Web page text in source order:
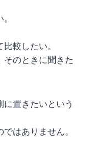
較したい。
そのときに聞きた
置きたいという
はありません。